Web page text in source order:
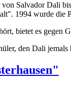
Salvador Dali
1994 wurde die
bietet es gegen
den Dali jemals